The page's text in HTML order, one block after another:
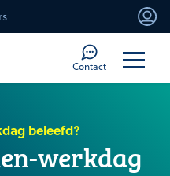
Contact
beleefd?
werkdag